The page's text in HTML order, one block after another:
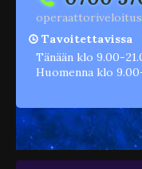
Tavoitettavissa
Tänään klo 9.00-
Huomenna klo